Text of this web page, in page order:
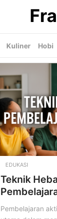
Kuliner Hobi
EDUKASI
Teknik
Pembelajaran